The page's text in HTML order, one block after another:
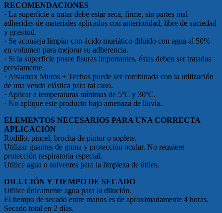
RECOMENDACIONES
· La superficie a tratar debe estar seca, firme, sin partes mal
adheridas de materiales aplicados con anterioridad, libre de suciedad
y grasitud.
· Se aconseja limpiar con ácido muriático diluido con agua al 50%
en volumen para mejorar su adherencia.
· Si la superficie posee fisuras importantes, éstas deben ser tratadas
previamente.
· Aislamax Muros + Techos puede ser combinada con la utilización
de una venda elástica para tal caso.
· Aplicar a temperaturas mínimas de 5ºC y 30ºC.
· No aplique este producto bajo amenaza de lluvia.
ELEMENTOS NECESARIOS PARA UNA CORRECTA
APLICACIÓN
Rodillo, pincel, brocha de pintor o soplete.
Utilizar guantes de goma y protección ocular. No requiere
protección respiratoria especial.
Utilice agua o solventes para la limpieza de útiles.
DILUCIÓN Y TIEMPO DE SECADO
Utilice únicamente agua para la dilución.
El tiempo de secado entre manos es de aproximadamente 4 horas.
Secado total en 2 días.